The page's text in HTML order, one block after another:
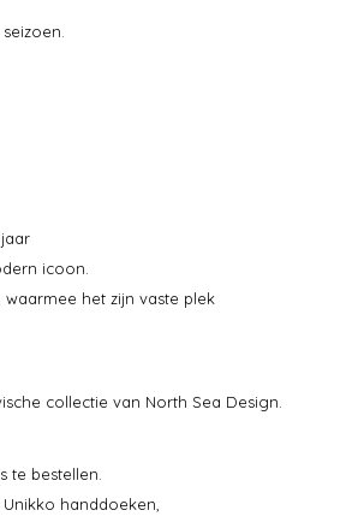
icoon.
het zijn vaste plek
collectie van North Sea Design.
te bestellen.
handdoeken,